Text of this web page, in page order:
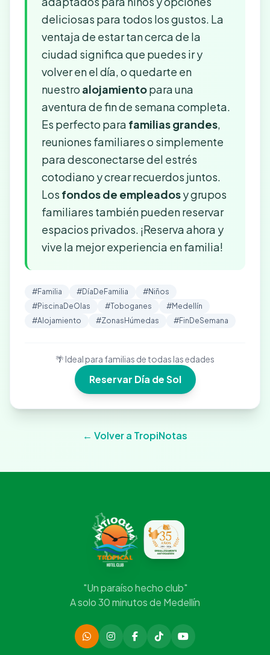
deliciosas para todos los gustos. La
ventaja de estar tan cerca de la
ciudad significa que puedes ir y
volver en el día, o quedarte en
nuestro alojamientopara una
aventura de fin de semana completa.
Es perfecto para familias grandes,
reuniones familiares o simplemente
para desconectarse del estrés
cotodiano y crear recuerdos juntos.
Los fondos de empleadosy grupos
familiares también pueden reservar
espacios privados. ¡Reserva ahora y
vive la mejor experiencia en familia!
#Familia #DíaDeFamilia
#Niños
#PiscinaDeOlas
#Toboganes
#Medellín
#Alojamiento
#ZonasHúmedas #FinDeSemana
🌴 Ideal para familias de todas las edades
Reservar Día de Sol
← Volver a TropiNotas
"Un paraíso hecho club"
A solo 30 minutos de Medellín